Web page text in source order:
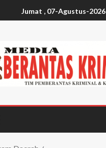
Jumat , 07-Agustus-2026